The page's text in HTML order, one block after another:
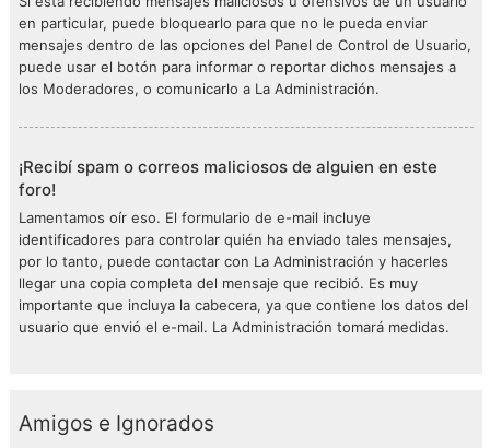
en particular, puede bloquearlo para que no le pueda enviar
mensajes dentro de las opciones del Panel de Control de Usuario,
puede usar el botón para informar o reportar dichos mensajes a
los Moderadores, o comunicarlo a La Administración.
¡Recibí spam o correos maliciosos de alguien en este
foro!
Lamentamos oír eso. El formulario de e-mail incluye
identificadores para controlar quién ha enviado tales mensajes,
por lo tanto, puede contactar con La Administración y hacerles
llegar una copia completa del mensaje que recibió. Es muy
importante que incluya la cabecera, ya que contiene los datos del
usuario que envió el e-mail. La Administración tomará medidas.
Amigos e Ignorados